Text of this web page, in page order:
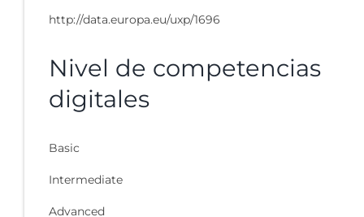
http://data.europa.eu/uxp/1696
Nivel de competencias
digitales
Basic
Intermediate
Advanced